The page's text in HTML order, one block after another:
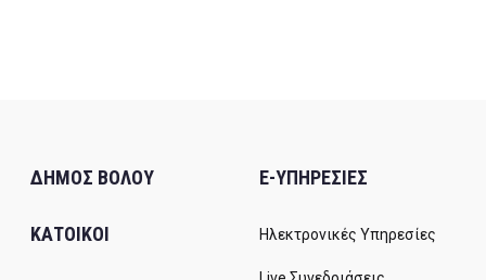
ΔΗΜΟΣ ΒΟΛΟΥ
ΚΑΤΟΙΚΟΙ
E-ΥΠΗΡΕΣΙΕΣ
Ηλεκτρονικές Υπηρεσίες